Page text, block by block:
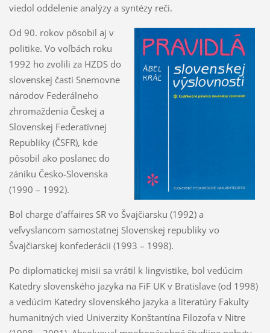
viedol oddelenie analýzy a syntézy reči.
Od 90. rokov pôsobil aj v
politike. Vo voľbách roku
1992 ho zvolili za HZDS do
slovenskej časti Snemovne
národov Federálneho
zhromaždenia Českej a
Slovenskej Federatívnej
Republiky (ČSFR), kde
pôsobil ako poslanec do
zániku Česko-Slovenska
(1990 – 1992).
Bol charge d'affaires SR vo Švajčiarsku (1992) a
veľvyslancom samostatnej Slovenskej republiky vo
Švajčiarskej konfederácii (1993 – 1998).
Po diplomatickej misii sa vrátil k lingvistike, bol vedúcim
Katedry slovenského jazyka na FiF UK v Bratislave (od 1998)
a vedúcim Katedry slovenského jazyka a literatúry Fakulty
humanitných vied Univerzity Konštantína Filozofa v Nitre